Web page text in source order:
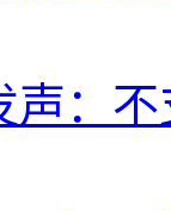
声：